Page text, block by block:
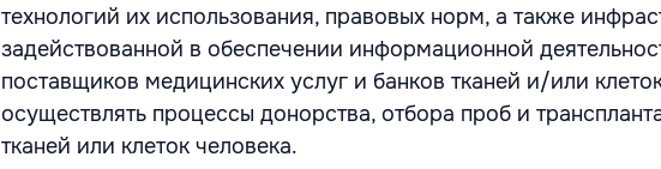
технологий их использования, правовых норм, а также
задействованной в обеспечении информационной
поставщиков медицинских услуг и банков тканей и/или
осуществлять процессы донорства, отбора проб и
тканей или клеток человека.